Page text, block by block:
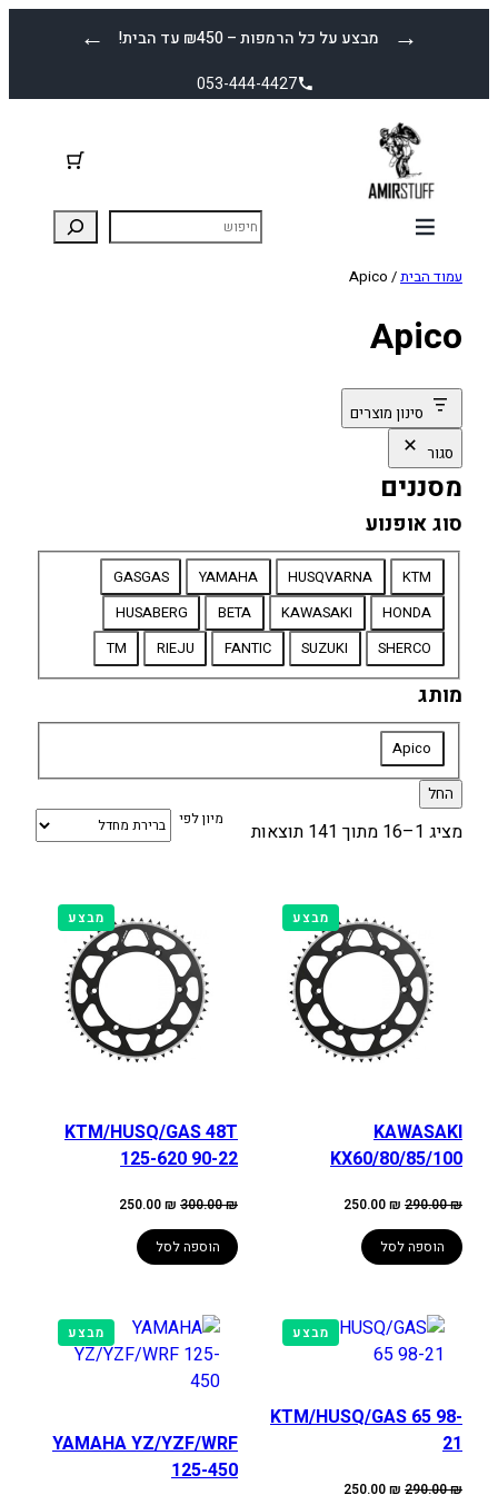
← מבצע על כל הרמפות – ₪450 עד הבית! →
053-444-4427
עמוד הבית/ Apico
Apico
סינון מוצרים
סגור
מסננים
סוג אופנוע
סוג
אופנוע
KTM
HUSQVARNA
YAMAHA
GASGAS
HONDA
KAWASAKI
BETA
HUSABERG
SHERCO
SUZUKI
FANTIC
RIEJU
TM
מותג
מותג
Apico
החל
מציג 1–16 מתוך 141 תוצאות מיון לפי
מבצעמוצרים
במבצע
KAWASAKI
KX60/80/85/100
290.00₪ המחיר
היה:
290.00 ₪.
250.00₪
הוספה לסל
מבצעמוצרים
במבצע
KTM/HUSQ/GAS 48T
125-620 90-22
300.00₪ המחיר
היה:
300.00 ₪.
250.00₪
הוספה לסל
מבצעמוצרים
במבצע
KTM/HUSQ/GAS 65 98-
21
290.00₪ המחיר250.00₪
מבצעמוצרים
במבצע
YAMAHA YZ/YZF/WRF
125-450